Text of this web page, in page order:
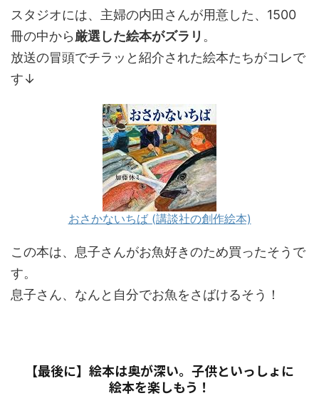
スタジオには、主婦の内田さんが用意した、1500
冊の中から厳選した絵本がズラリ 。
放送の冒頭でチラッと紹介された絵本たちがコレで
す↓
おさかないちば (講談社の創作絵本)
この本は、息子さんがお魚好きのため買ったそうで
す。
息子さん、なんと自分でお魚をさばけるそう！
【最後に】絵本は奥が深い。子供といっしょに
絵本を楽しもう！